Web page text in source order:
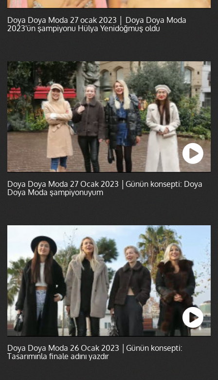
Doya Doya Moda 27 ocak 2023 │ Doya Doya Moda
2023'ün şampiyonu Hülya Yenidoğmuş oldu
Doya Doya Moda 27 Ocak 2023 │Günün konsepti: Doya
Doya Moda şampiyonuyum
Doya Doya Moda 26 Ocak 2023 │Günün konsepti:
Tasarımınla finale adını yazdır